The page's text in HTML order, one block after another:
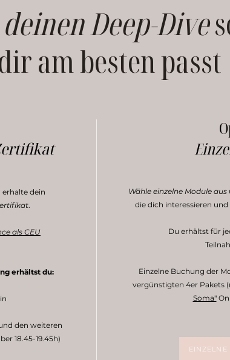
deinenDeep-Dive
am besten passt
erhalte dein
.​
als CEU
erhältst du:
den weiteren
18.45-19.45h)
Wähle einzelne Module aus
die dich interessieren
Du erhältst für
Einzelne Buchung der
vergünstigten 4er Pakets
Soma"